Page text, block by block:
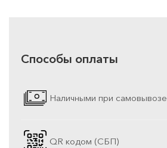
Способы оплаты
Наличными при самовывозе
QR кодом (СБП)